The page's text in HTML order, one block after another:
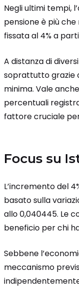
Negli ultimi tempi,
pensione è più
fissata al 4% a
A distanza di
soprattutto grazie
minima. Vale
percentuali
fattore cruciale
Focus su
L’incremento del
basato sulla
allo 0,040445. Le
beneficio per chi
Sebbene
meccanismo